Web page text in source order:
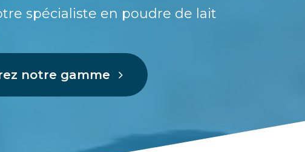
spécialiste en poudre de lait
notre gamme